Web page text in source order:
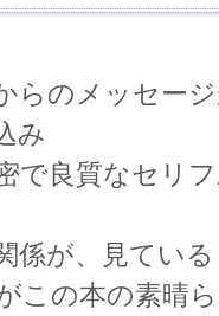
らのメッセー
み
で良質なセリ
係が、見てい
この本の素晴